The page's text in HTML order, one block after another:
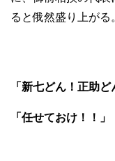
ると俄然盛り上がる
「新七どん！正助
「任せておけ！！」